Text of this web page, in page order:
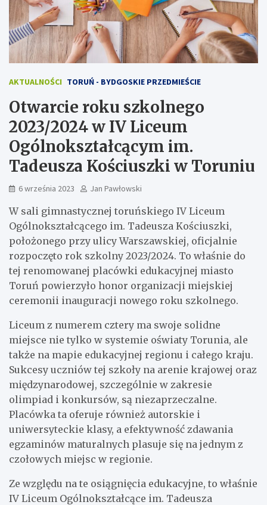
AKTUALNOŚCI TORUŃ - BYDGOSKIE PRZEDMIEŚCIE
Otwarcie roku szkolnego
2023/2024 w IV Liceum
Ogólnokształcącym im.
Tadeusza Kościuszki w Toruniu
6 września 2023 Jan Pawłowski
W sali gimnastycznej toruńskiego IV Liceum
Ogólnokształcącego im. Tadeusza Kościuszki,
położonego przy ulicy Warszawskiej, oficjalnie
rozpoczęto rok szkolny 2023/2024. To właśnie do
tej renomowanej placówki edukacyjnej miasto
Toruń powierzyło honor organizacji miejskiej
ceremonii inauguracji nowego roku szkolnego.
Liceum z numerem cztery ma swoje solidne
miejsce nie tylko w systemie oświaty Torunia, ale
także na mapie edukacyjnej regionu i całego kraju.
Sukcesy uczniów tej szkoły na arenie krajowej oraz
międzynarodowej, szczególnie w zakresie
olimpiad i konkursów, są niezaprzeczalne.
Placówka ta oferuje również autorskie i
uniwersyteckie klasy, a efektywność zdawania
egzaminów maturalnych plasuje się na jednym z
czołowych miejsc w regionie.
Ze względu na te osiągnięcia edukacyjne, to właśnie
IV Liceum Ogólnokształcące im. Tadeusza